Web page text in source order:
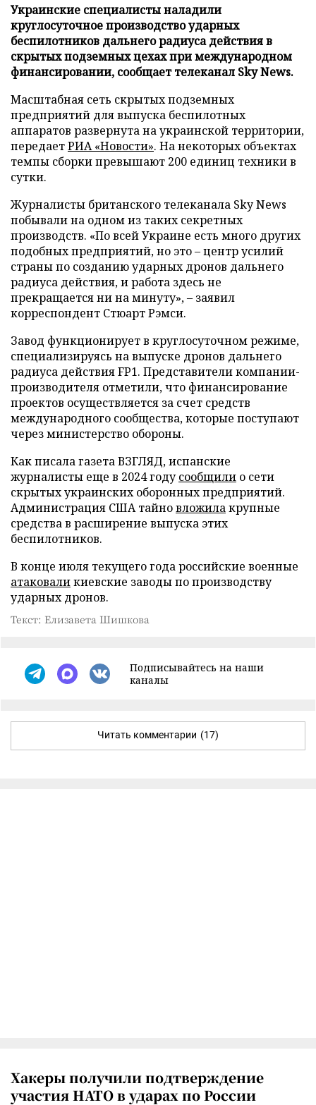
Украинские специалисты наладили
круглосуточное производство ударных
беспилотников дальнего радиуса действия в
скрытых подземных цехах при международном
финансировании, сообщает телеканал Sky News.
Масштабная сеть скрытых подземных
предприятий для выпуска беспилотных
аппаратов развернута на украинской территории,
передаетРИА «Новости». На некоторых объектах
темпы сборки превышают 200 единиц техники в
сутки.
Журналисты британского телеканала Sky News
побывали на одном из таких секретных
производств. «По всей Украине есть много других
подобных предприятий, но это – центр усилий
страны по созданию ударных дронов дальнего
радиуса действия, и работа здесь не
прекращается ни на минуту», – заявил
корреспондент Стюарт Рэмси.
Завод функционирует в круглосуточном режиме,
специализируясь на выпуске дронов дальнего
радиуса действия FP1. Представители компании-
производителя отметили, что финансирование
проектов осуществляется за счет средств
международного сообщества, которые поступают
через министерство обороны.
Как писала газета ВЗГЛЯД, испанские
журналисты еще в 2024 годусообщили о сети
скрытых украинских оборонных предприятий.
Администрация США тайновложилакрупные
средства в расширение выпуска этих
беспилотников.
В конце июля текущего года российские военные
атаковаликиевские заводы по производству
ударных дронов.
Текст: Елизавета Шишкова
Подписывайтесь на наши
каналы
Читать комментарии (17)
Хакеры получили подтверждение
участия НАТО в ударах по России